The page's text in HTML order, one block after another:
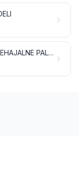
DEŽNIKI, SONČNIKI, SPREHAJALNE PALICE, PALICE-STOLČKI, BIČI, KOROBAČI IN NJIHOVI DELI